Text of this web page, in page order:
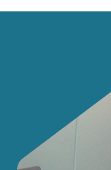
訂金 $3000 元即
ATM 匯款/信用
（支援中信/玉山